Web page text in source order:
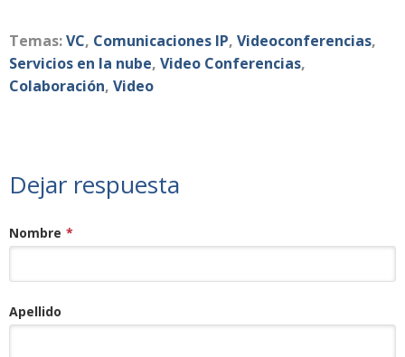
Temas:VC, Comunicaciones IP, Videoconferencias,
Servicios en la nube, Video Conferencias,
Colaboración, Video
Dejar respuesta
Nombre *
Apellido